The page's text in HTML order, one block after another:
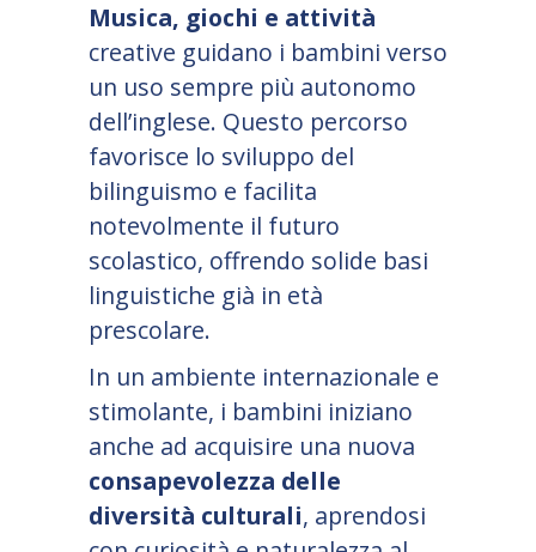
Musica, giochi e attività
creative guidano i bambini verso
un uso sempre più autonomo
dell’inglese. Questo percorso
favorisce lo sviluppo del
bilinguismo e facilita
notevolmente il futuro
scolastico, offrendo solide basi
linguistiche già in età
prescolare.
In un ambiente internazionale e
stimolante, i bambini iniziano
anche ad acquisire una nuova
consapevolezza delle
diversità culturali, aprendosi